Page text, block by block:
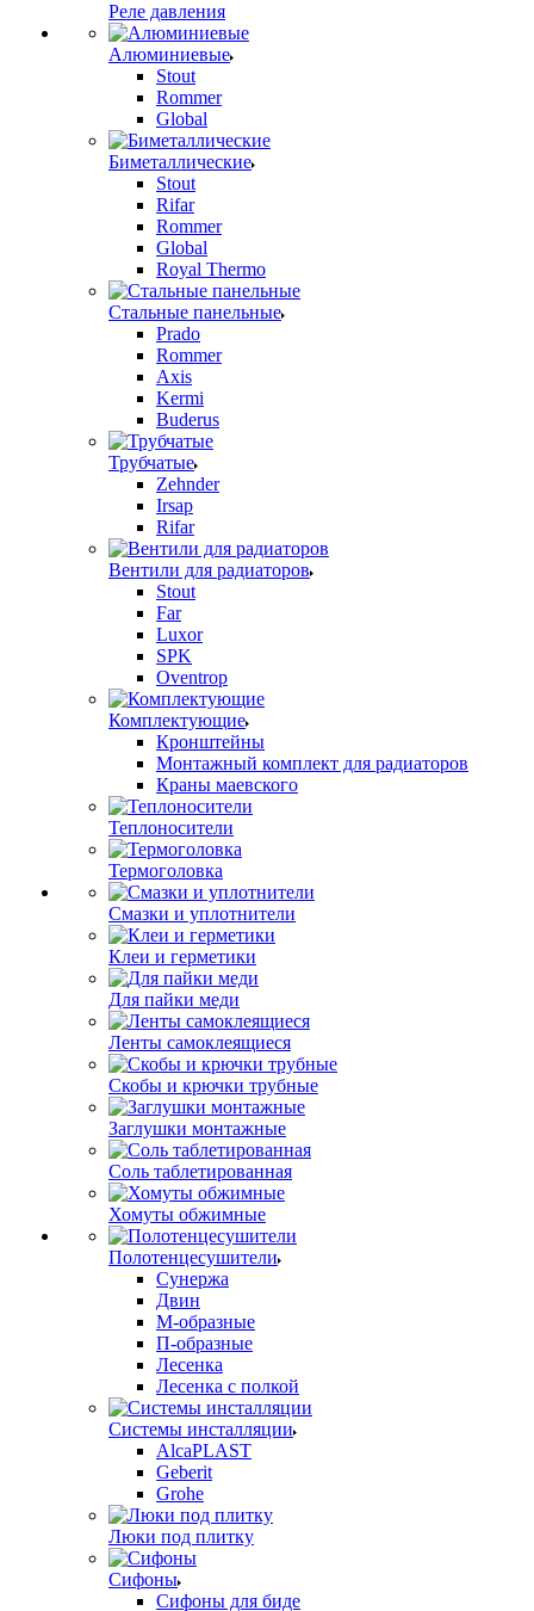
Реле давления
Алюминиевые
Stout
Rommer
Global
Биметаллические
Stout
Rifar
Rommer
Global
Royal Thermo
Стальные панельные
Prado
Rommer
Axis
Kermi
Buderus
Трубчатые
Zehnder
Irsap
Rifar
Вентили для радиаторов
Stout
Far
Luxor
SPK
Oventrop
Комплектующие
Кронштейны
Монтажный комплект для радиаторов
Краны маевского
Теплоносители
Термоголовка
Смазки и уплотнители
Клеи и герметики
Для пайки меди
Ленты самоклеящиеся
Скобы и крючки трубные
Заглушки монтажные
Соль таблетированная
Хомуты обжимные
Полотенцесушители
Сунержа
Двин
М-образные
П-образные
Лесенка
Лесенка с полкой
Системы инсталляции
AlcaPLAST
Geberit
Grohe
Люки под плитку
Сифоны
Сифoны для биде